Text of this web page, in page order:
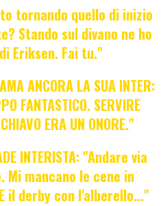
tornando quello di inizio
Stando sul divano ne ho
Eriksen. Fai tu."
ANCORA LA SUA INTER:
FANTASTICO. SERVIRE
ERA UN ONORE."
INTERISTA: "Andare via
mancano le cene in
il derby con l'alberello..."